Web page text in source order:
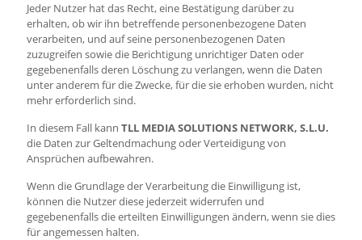
Jeder Nutzer hat das Recht, eine Bestätigung darüber zu
erhalten, ob wir ihn betreffende personenbezogene Daten
verarbeiten, und auf seine personenbezogenen Daten
zuzugreifen sowie die Berichtigung unrichtiger Daten oder
gegebenenfalls deren Löschung zu verlangen, wenn die Daten
unter anderem für die Zwecke, für die sie erhoben wurden, nicht
mehr erforderlich sind.
In diesem Fall kann TLL MEDIA SOLUTIONS NETWORK, S.L.U.
die Daten zur Geltendmachung oder Verteidigung von
Ansprüchen aufbewahren.
Wenn die Grundlage der Verarbeitung die Einwilligung ist,
können die Nutzer diese jederzeit widerrufen und
gegebenenfalls die erteilten Einwilligungen ändern, wenn sie dies
für angemessen halten.